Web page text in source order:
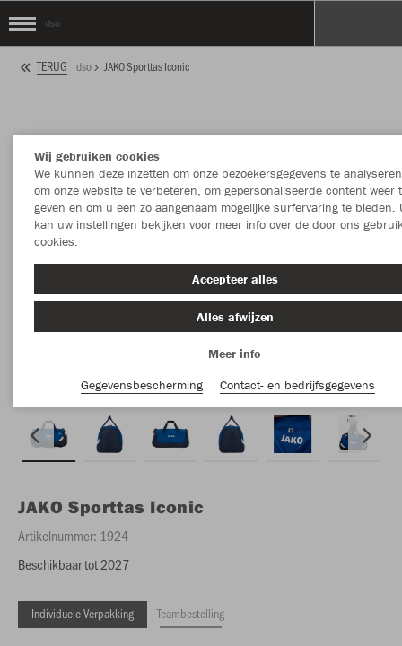
dso
TERUG dso JAKO Sporttas Iconic
JAKO Sporttas Iconic
Artikelnummer: 1924
Beschikbaar tot 2027
Individuele Verpakking Teambestelling
Wij gebruiken cookies
We kunnen deze inzetten om onze bezoekersgegevens te
om onze website te verbeteren, om gepersonaliseerde content weer
geven en om u een zo aangenaam mogelijke surfervaring te bieden.
kan uw instellingen bekijken voor meer info over de door ons
cookies.
Accepteer alles
Alles afwijzen
Meer info
Gegevensbescherming
Contact- en bedrijfsgegevens